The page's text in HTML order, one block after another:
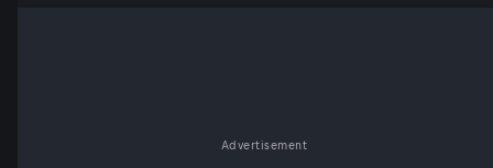
Advertisement